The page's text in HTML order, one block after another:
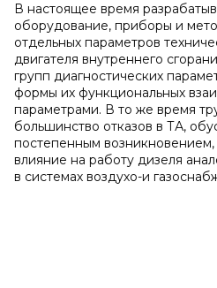
В настоящее время
оборудование, приборы и
отдельных параметров
двигателя внутреннего
групп диагностических
формы их функциональных
параметрами. В то же время
большинство отказов в ТА,
постепенным возникновением,
влияние на работу дизеля
в системах воздухо-и